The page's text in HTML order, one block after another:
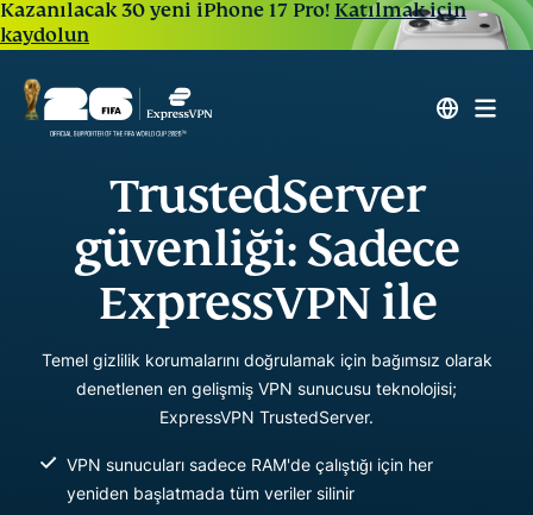
Kazanılacak 30 yeni iPhone 17 Pro! Katılmak için
kaydolun
TrustedServer
güvenliği: Sadece
ExpressVPN ile
Temel gizlilik korumalarını doğrulamak için bağımsız olarak
denetlenen en gelişmiş VPN sunucusu teknolojisi;
ExpressVPN TrustedServer.
VPN sunucuları sadece RAM'de çalıştığı için her
yeniden başlatmada tüm veriler silinir